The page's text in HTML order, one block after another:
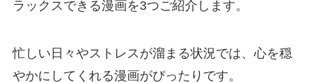
ラックスできる漫画を3つご紹介します。
忙しい日々やストレスが溜まる状況では、心を穏
やかにしてくれる漫画がぴったりです。